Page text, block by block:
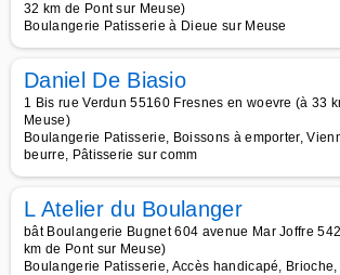
32 km de Pont sur Meuse)
Boulangerie Patisserie à Dieue sur Meuse
Daniel De Biasio
1 Bis rue Verdun 55160 Fresnes en woevre (à 33
Meuse)
Boulangerie Patisserie, Boissons à emporter,
beurre, Pâtisserie sur comm
L Atelier du Boulanger
bât Boulangerie Bugnet 604 avenue Mar Joffre
km de Pont sur Meuse)
Boulangerie Patisserie, Accès handicapé,